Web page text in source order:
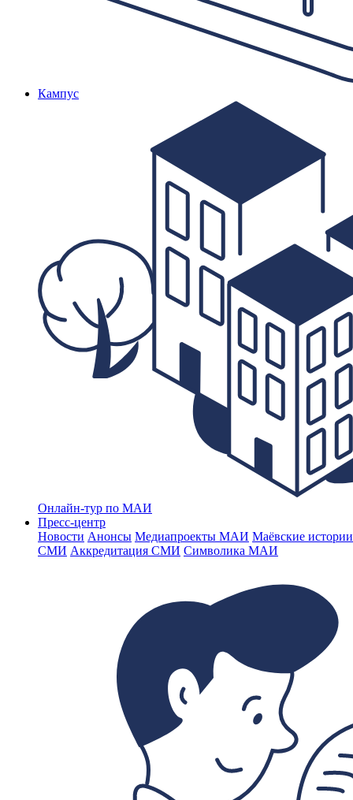
Кампус
Онлайн-тур по МАИ
Пресс-центр
Новости Анонсы Медиапроекты МАИ Маёвские
СМИ Аккредитация СМИ Символика МАИ